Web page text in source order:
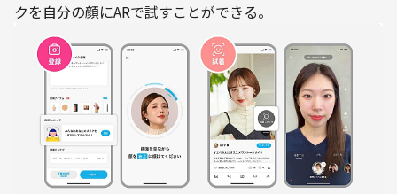
クを自分の顔にARで試すことができる。